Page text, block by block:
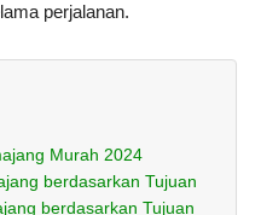
perjalanan.
Murah 2024
berdasarkan Tujuan
berdasarkan Tujuan